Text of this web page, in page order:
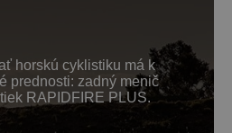
horskú cyklistiku má k
prednosti: zadný menič
RAPIDFIRE PLUS.